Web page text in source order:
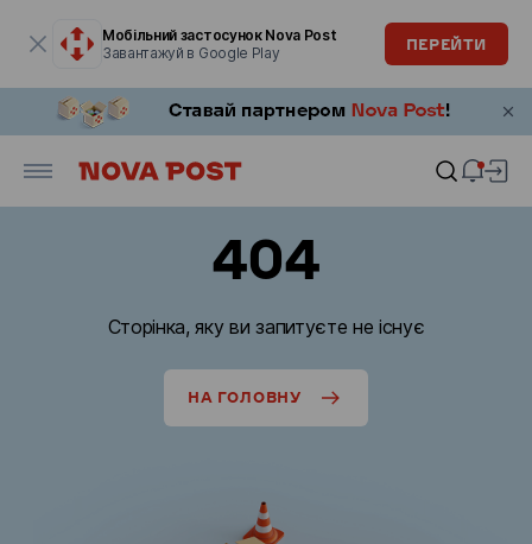
Мобільний застосунок Nova Post
Завантажуй в Google Play
ПЕРЕЙТИ
404
Сторінка, яку ви запитуєте не існує
НА ГОЛОВНУ